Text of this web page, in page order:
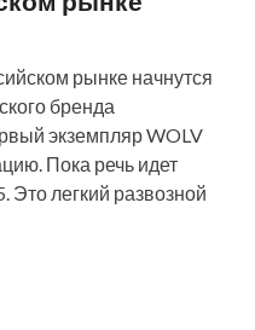
рынке начнутся
бренда
экземпляр WOLV
Пока речь идет
Это легкий развозной